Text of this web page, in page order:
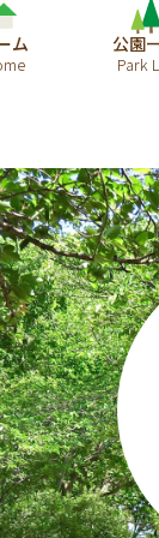
ム 公園